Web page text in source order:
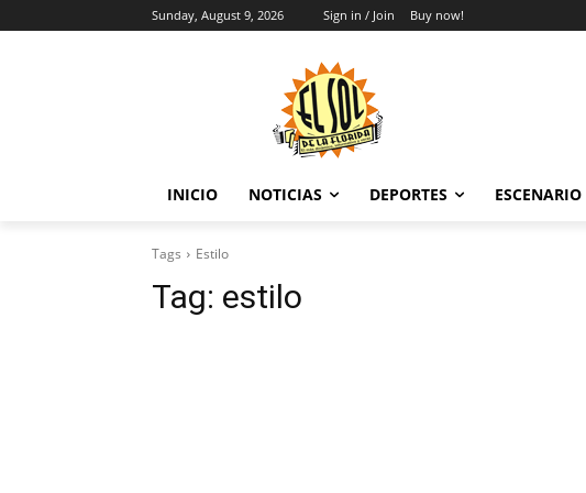
Sunday, August 9, 2026 Sign in / Join Buy now!
INICIO NOTICIAS DEPORTES ESCENARIO
Tags Estilo
Tag: estilo